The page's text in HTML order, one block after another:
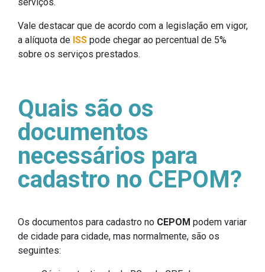
Vale destacar que de acordo com a legislação em vigor,
a alíquota de ISS pode chegar ao percentual de 5%
sobre os serviços prestados.
Quais são os
documentos
necessários para
cadastro no CEPOM?
Os documentos para cadastro no CEPOM podem variar
de cidade para cidade, mas normalmente, são os
seguintes: